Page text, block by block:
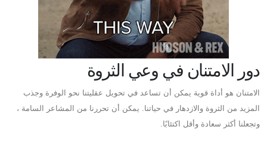
دور الامتنان في وعي الثروة
الامتنان هو أداة قوية يمكن أن تساعد في تحويل عقليتنا نحو الوفرة وجذب
المزيد من الثروة والازدهار في حياتنا. يمكن أن تحررنا من المشاعر السامة ،
وتجعلنا أكثر سعادة وأقل اكتئابًا.